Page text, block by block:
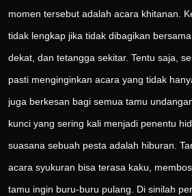
momen tersebut adalah acara khitanan.
tidak lengkap jika tidak dibagikan
dekat, dan tetangga sekitar. Tentu saja,
pasti menginginkan acara yang tidak
juga berkesan bagi semua tamu
kunci yang sering kali menjadi penentu
suasana sebuah pesta adalah hiburan.
acara syukuran bisa terasa kaku,
tamu ingin buru-buru pulang. Di sinilah